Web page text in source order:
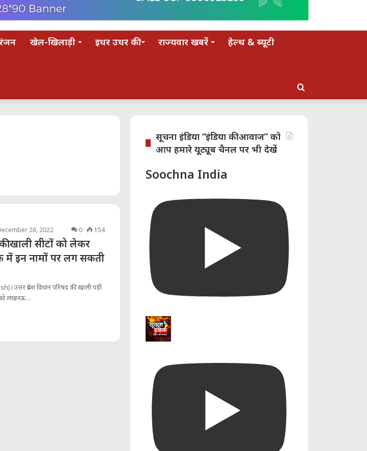
खेल-खिलाड़ी इधर उधर की राज्यवार खबरें
हेल्थ & ब्यूटी
Search
26, 2022 0 154
खाली सीटों को लेकर
में इन नामों पर लग सकती
उत्तर प्रदेश विधान परिषद की खाली पड़ी
को लखनऊ…
सूचना इंडिया “इंडिया की आवाज” को
आप हमारे यूट्यूब चैनल पर भी देखें
Soochna India